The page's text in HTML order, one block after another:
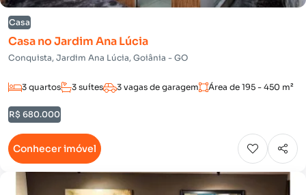
Casa
Casa no Jardim Ana Lúcia
Conquista, Jardim Ana Lúcia, Goiânia - GO
3 quartos 3 suítes 3 vagas de garagem Área de 195 - 450 m²
R$ 680.000
Conhecer imóvel